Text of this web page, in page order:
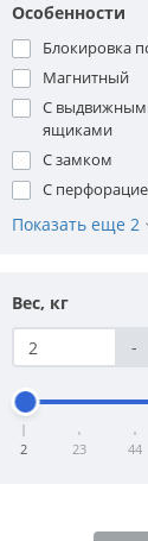
Особенности
Блокировка
Магнитный
С
ящиками
С замком
С
Показать еще 2
Вес, кг
-
2 23 44